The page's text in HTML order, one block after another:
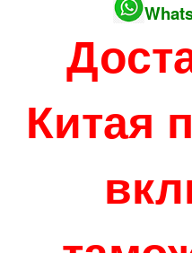
Китая